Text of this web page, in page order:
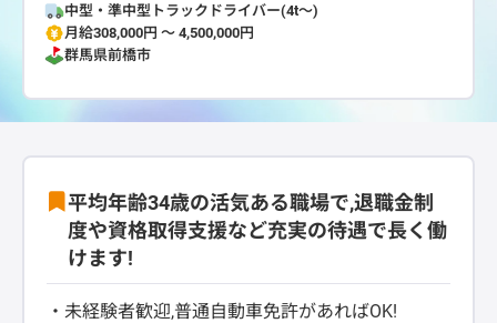
中型・準中型トラックドライバー(4t～)
月給308,000円 〜 4,500,000円
群馬県前橋市
平均年齢34歳の活気ある職場で,退職金制
度や資格取得支援など充実の待遇で長く働
けます!
・未経験者歓迎,普通自動車免許があればOK!